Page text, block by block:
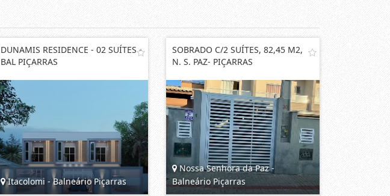
DUNAMIS RESIDENCE - 02 SUÍTES -
BAL PIÇARRAS
Itacolomi - Balneário Piçarras
SOBRADO C/2 SUÍTES, 82,45 M2,
N. S. PAZ- PIÇARRAS
Nossa Senhora da Paz -
Balneário Piçarras